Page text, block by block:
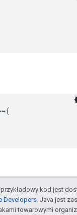
(
przykładowy kod jest
Developers. Java jest
towarowymi